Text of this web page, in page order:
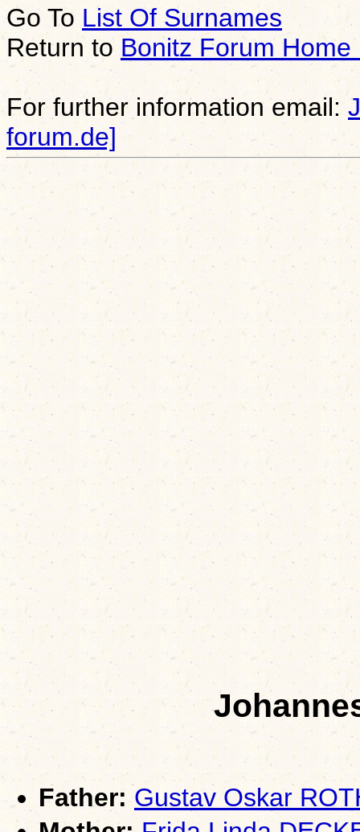
Go To List Of Surnames
Return to Bonitz Forum Home
For further information email:
forum.de]
Father: Gustav Oskar